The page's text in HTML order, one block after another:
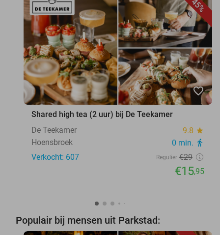
45%
favorite_border
Shared high tea (2 uur) bij De Teekamer
De Teekamer
9.8 star
Hoensbroek 0 min. directions_walk
Verkocht: 607 Regulier €29
€15,95
Populair bij mensen uit Parkstad: